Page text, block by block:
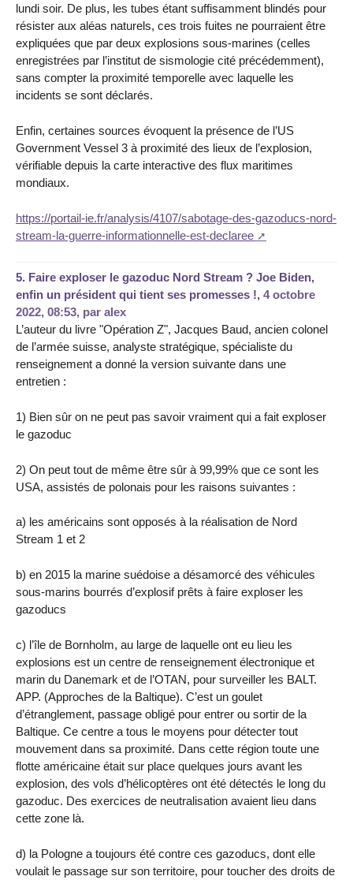
lundi soir. De plus, les tubes étant suffisamment blindés pour
résister aux aléas naturels, ces trois fuites ne pourraient être
expliquées que par deux explosions sous-marines (celles
enregistrées par l’institut de sismologie cité précédemment),
sans compter la proximité temporelle avec laquelle les
incidents se sont déclarés.
Enfin, certaines sources évoquent la présence de l’US
Government Vessel 3 à proximité des lieux de l’explosion,
vérifiable depuis la carte interactive des flux maritimes
mondiaux.
https://portail-ie.fr/analysis/4107/sabotage-des-gazoducs-nord-
stream-la-guerre-informationnelle-est-declaree
5. Faire exploser le gazoduc Nord Stream ? Joe Biden,
enfin un président qui tient ses promesses !, 4 octobre
2022, 08:53, par alex
L’auteur du livre "Opération Z", Jacques Baud, ancien colonel
de l’armée suisse, analyste stratégique, spécialiste du
renseignement a donné la version suivante dans une
entretien :
1) Bien sûr on ne peut pas savoir vraiment qui a fait exploser
le gazoduc
2) On peut tout de même être sûr à 99,99% que ce sont les
USA, assistés de polonais pour les raisons suivantes :
a) les américains sont opposés à la réalisation de Nord
Stream 1 et 2
b) en 2015 la marine suédoise a désamorcé des véhicules
sous-marins bourrés d’explosif prêts à faire exploser les
gazoducs
c) l’île de Bornholm, au large de laquelle ont eu lieu les
explosions est un centre de renseignement électronique et
marin du Danemark et de l’OTAN, pour surveiller les BALT.
APP. (Approches de la Baltique). C’est un goulet
d’étranglement, passage obligé pour entrer ou sortir de la
Baltique. Ce centre a tous le moyens pour détecter tout
mouvement dans sa proximité. Dans cette région toute une
flotte américaine était sur place quelques jours avant les
explosion, des vols d’hélicoptères ont été détectés le long du
gazoduc. Des exercices de neutralisation avaient lieu dans
cette zone là.
d) la Pologne a toujours été contre ces gazoducs, dont elle
voulait le passage sur son territoire, pour toucher des droits de